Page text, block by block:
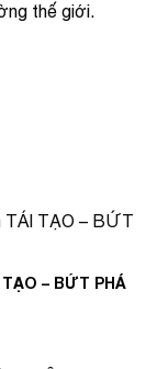
thế giới.
– BỨT PHÁ